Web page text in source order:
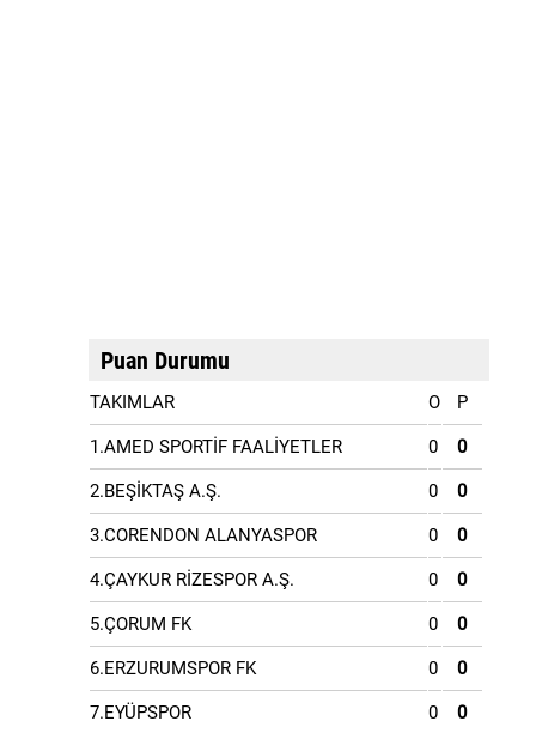
Puan Durumu
TAKIMLAR O P
1.AMED SPORTİF FAALİYETLER 0 0
2.BEŞİKTAŞ A.Ş. 0 0
3.CORENDON ALANYASPOR 0 0
4.ÇAYKUR RİZESPOR A.Ş. 0 0
5.ÇORUM FK 0 0
6.ERZURUMSPOR FK 0 0
7.EYÜPSPOR 0 0